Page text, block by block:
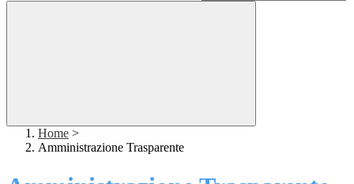
Home >
Amministrazione Trasparente